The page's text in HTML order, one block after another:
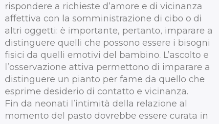
rispondere a richieste d’amore e di vicinanza
affettiva con la somministrazione di cibo o di
altri oggetti: è importante, pertanto, imparare a
distinguere quelli che possono essere i bisogni
fisici da quelli emotivi del bambino. L’ascolto e
l’osservazione attiva permettono di imparare a
distinguere un pianto per fame da quello che
esprime desiderio di contatto e vicinanza.
Fin da neonati l’intimità della relazione al
momento del pasto dovrebbe essere curata in